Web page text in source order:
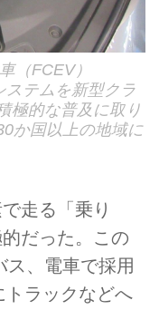
（FCEV）
ステムを新型クラ
極的な普及に取り
か国以上の地域に
走る「乗り
だった。この
ス、電車で採用
トラックなどへ